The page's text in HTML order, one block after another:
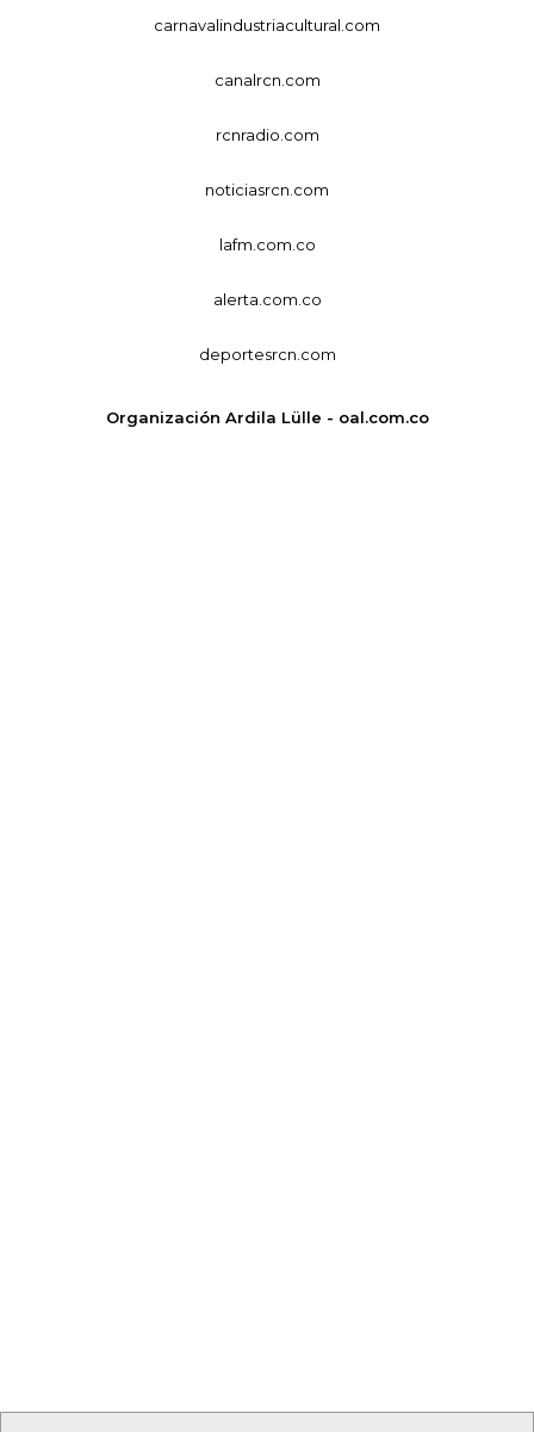
carnavalindustriacultural.com
canalrcn.com
rcnradio.com
noticiasrcn.com
lafm.com.co
alerta.com.co
deportesrcn.com
Organización Ardila Lülle - oal.com.co